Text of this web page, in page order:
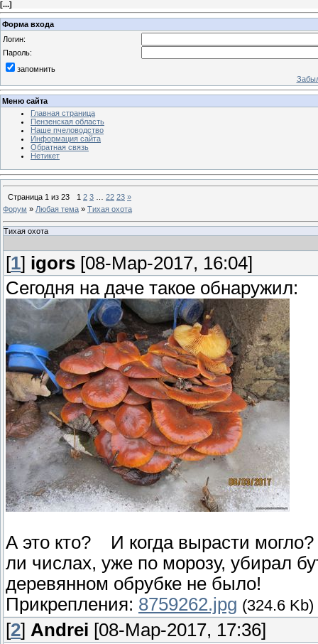
[...]
Форма входа
Логин:
Пароль:
запомнить
Меню сайта
Главная страница
Пензенская область
Наше пчеловодство
Информация сайта
Обратная связь
Нетикет
Страница 1 из 23 1 2 3 22 23 »
Форум » Любая тема » Тихая охота
Тихая охота
[1] igors [08-Мар-2017, 16:04]
Сегодня на даче такое обнаружил:
А это кто? И когда вырасти
ли числах, уже по морозу, убирал
деревянном обрубке не было!
Прикрепления: 8759262.jpg (324.6 Kb)
[2] Andrei [08-Мар-2017, 17:36]